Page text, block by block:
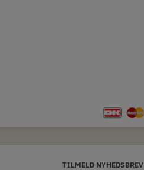
TILMELD NYHEDSBREV